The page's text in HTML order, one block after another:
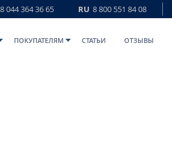
044 364 36 65 RU 8 800 551 84 08
ПОКУПАТЕЛЯМ СТАТЬИ ОТЗЫВЫ